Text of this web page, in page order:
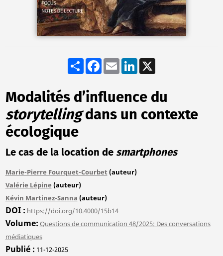
Share Facebook
Email LinkedIn
Modalités d’influence du
storytellingdans un contexte
écologique
Le cas de la location de smartphones
Marie-Pierre Fourquet-Courbet (auteur)
Valérie Lépine (auteur)
Kévin Martinez-Sanna (auteur)
DOI https://doi.org/10.4000/15b14
Volume Questions de communication 48/2025: Des conversations
médiatiques
Publié 11-12-2025